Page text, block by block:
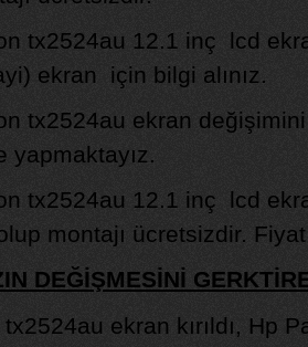
tx2524au 12.1 inç lcd
ekran için bilgi alınız.
tx2524au ekran
yapmaktayız.
tx2524au 12.1 inç lcd
montajı ücretsizdir.
DEĞİŞMESİNİ
ekran kırıldı, Hp